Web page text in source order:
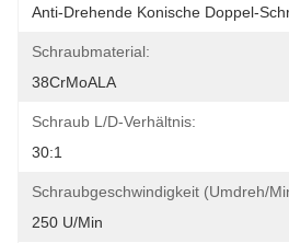
Anti-Drehende Konische Doppel-
Schraubmaterial:
38CrMoALA
Schraub L/D-Verhältnis:
30:1
Schraubgeschwindigkeit (umdreh/
250 U/min